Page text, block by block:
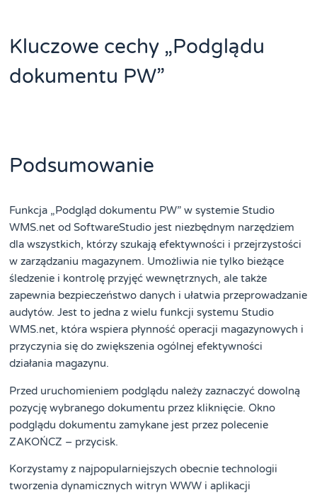
Kluczowe cechy „Podglądu
dokumentu PW”
Podsumowanie
Funkcja „Podgląd dokumentu PW” w systemie Studio
WMS.net od SoftwareStudio jest niezbędnym narzędziem
dla wszystkich, którzy szukają efektywności i przejrzystości
w zarządzaniu magazynem. Umożliwia nie tylko bieżące
śledzenie i kontrolę przyjęć wewnętrznych, ale także
zapewnia bezpieczeństwo danych i ułatwia przeprowadzanie
audytów. Jest to jedna z wielu funkcji systemu Studio
WMS.net, która wspiera płynność operacji magazynowych i
przyczynia się do zwiększenia ogólnej efektywności
działania magazynu.
Przed uruchomieniem podglądu należy zaznaczyć dowolną
pozycję wybranego dokumentu przez kliknięcie. Okno
podglądu dokumentu zamykane jest przez polecenie
ZAKOŃCZ – przycisk.
Korzystamy z najpopularniejszych obecnie technologii
tworzenia dynamicznych witryn WWW i aplikacji